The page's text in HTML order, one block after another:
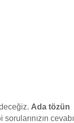
Ada tözün
sorularınızın cevabı